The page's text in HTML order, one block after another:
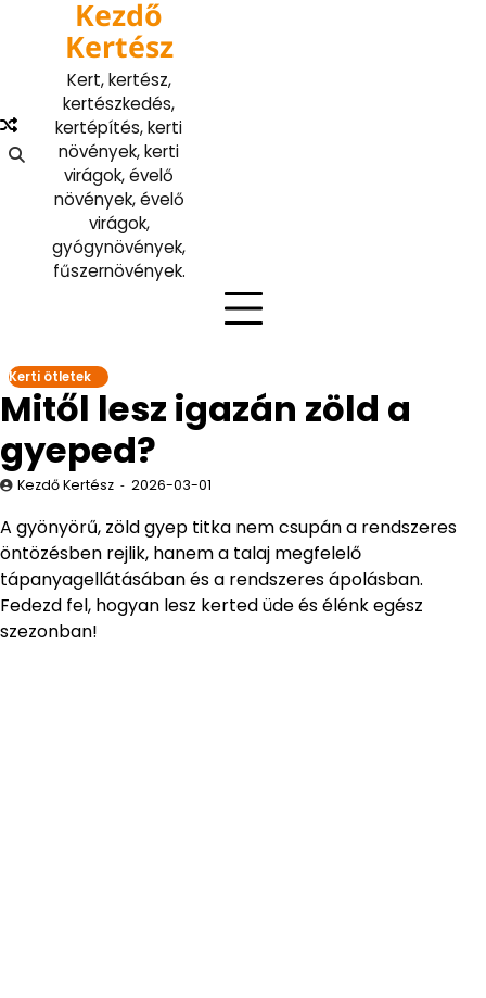
content
Kezdő
Kertész
Kert, kertész,
kertészkedés,
kertépítés, kerti
növények, kerti
virágok, évelő
növények, évelő
virágok,
gyógynövények,
fűszernövények.
Kerti ötletek
Mitől lesz igazán zöld a
gyeped?
Kezdő Kertész 2026-03-01
A gyönyörű, zöld gyep titka nem csupán a rendszeres
öntözésben rejlik, hanem a talaj megfelelő
tápanyagellátásában és a rendszeres ápolásban.
Fedezd fel, hogyan lesz kerted üde és élénk egész
szezonban!